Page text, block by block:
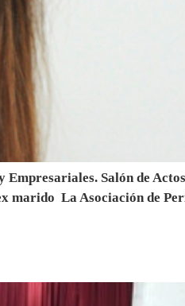
Salón de
marido La Asociación de